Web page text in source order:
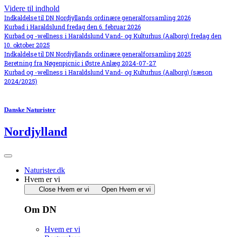
Videre til indhold
Indkaldelse til DN Nordjyllands ordinære generalforsamling 2026
Kurbad i Haraldslund fredag den 6. februar 2026
Kurbad og -wellness i Haraldslund Vand- og Kulturhus (Aalborg) fredag den
10. oktober 2025
Indkaldelse til DN Nordjyllands ordinære generalforsamling 2025
Beretning fra Nøgenpicnic i Østre Anlæg 2024-07-27
Kurbad og -wellness i Haraldslund Vand- og Kulturhus (Aalborg) (sæson
2024/2025)
Danske Naturister
Nordjylland
Naturister.dk
Hvem er vi
Close Hvem er vi Open Hvem er vi
Om DN
Hvem er vi